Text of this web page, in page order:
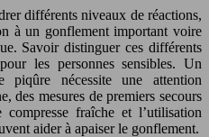
différents niveaux de réactions,
à un gonflement important voire
Savoir distinguer ces différents
les personnes sensibles. Un
piqûre nécessite une attention
des mesures de premiers secours
compresse fraîche et l’utilisation
aider à apaiser le gonflement.